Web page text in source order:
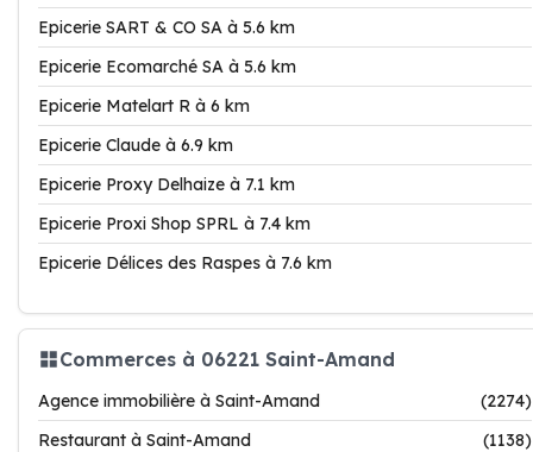
Epicerie SART & CO SA à 5.6 km
Epicerie Ecomarché SA à 5.6 km
Epicerie Matelart R à 6 km
Epicerie Claude à 6.9 km
Epicerie Proxy Delhaize à 7.1 km
Epicerie Proxi Shop SPRL à 7.4 km
Epicerie Délices des Raspes à 7.6 km
Commerces à 06221 Saint-Amand
Agence immobilière à Saint-Amand
(2274)
Restaurant à Saint-Amand
(1138)